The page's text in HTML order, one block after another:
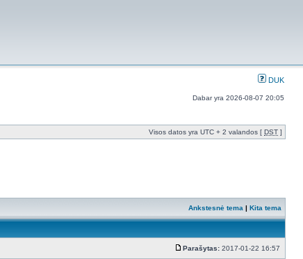
DUK
Dabar yra 2026-08-07 20:05
Visos datos yra UTC + 2 valandos [ DST ]
Ankstesnė tema | Kita tema
Parašytas: 2017-01-22 16:57